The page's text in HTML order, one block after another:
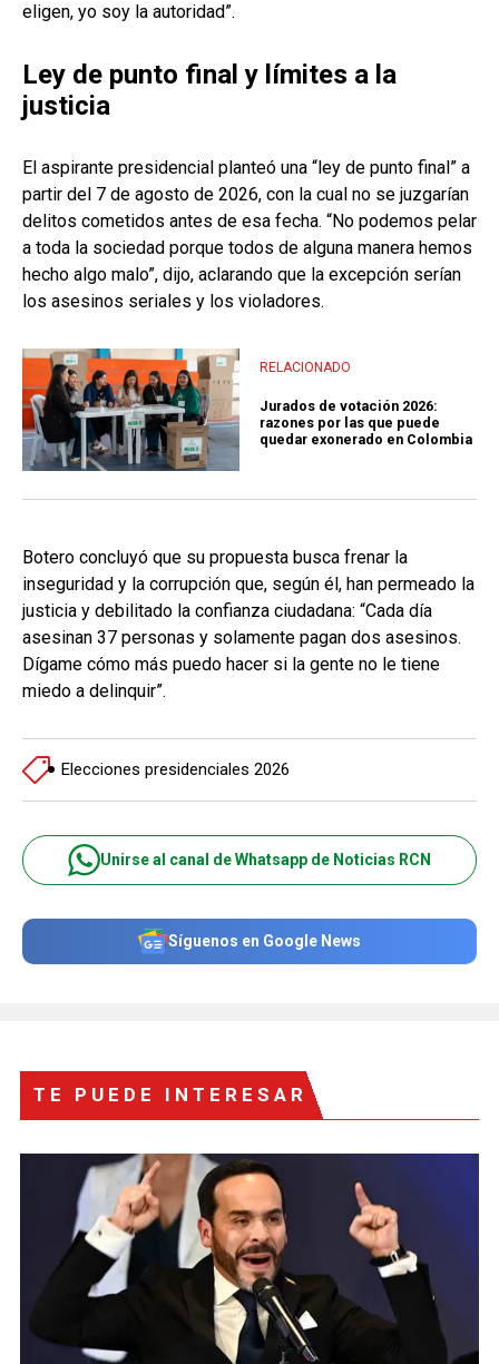
eligen, yo soy la autoridad”.
Ley de punto final y límites a la
justicia
El aspirante presidencial planteó una “ley de punto final” a
partir del 7 de agosto de 2026, con la cual no se juzgarían
delitos cometidos antes de esa fecha. “No podemos pelar
a toda la sociedad porque todos de alguna manera hemos
hecho algo malo”, dijo, aclarando que la excepción serían
los asesinos seriales y los violadores.
RELACIONADO
Jurados de votación 2026:
razones por las que puede
quedar exonerado en Colombia
Botero concluyó que su propuesta busca frenar la
inseguridad y la corrupción que, según él, han permeado la
justicia y debilitado la confianza ciudadana: “Cada día
asesinan 37 personas y solamente pagan dos asesinos.
Dígame cómo más puedo hacer si la gente no le tiene
miedo a delinquir”.
Elecciones presidenciales 2026
Unirse al canal de Whatsapp de Noticias RCN
Síguenos en Google News
TE PUEDE INTERESAR